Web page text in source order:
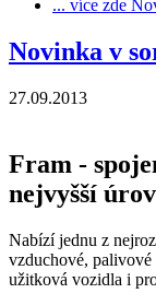
... více zde
Novinka v
27.09.2013
Fram -
nejvyšší
Nabízí jednu z
vzduchové,
užitková vozidla i